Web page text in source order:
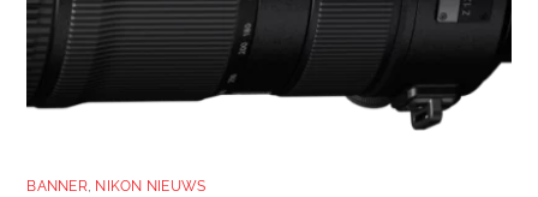
BANNER, NIKON NIEUWS